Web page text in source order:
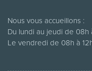
Nous vous accueillons :
Du lundi au jeudi de 08h
Le vendredi de 08h à